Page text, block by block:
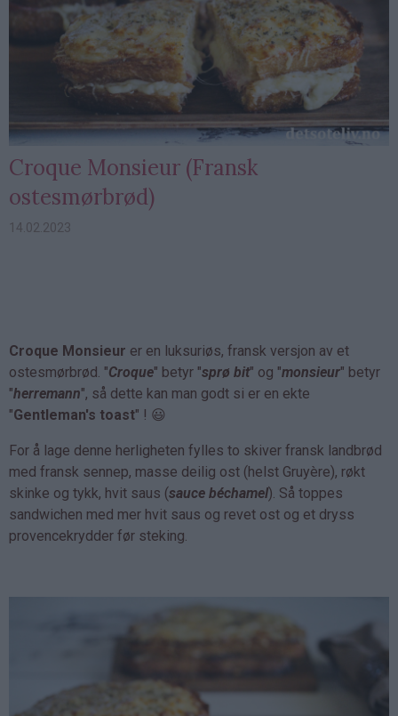
Croque Monsieur (Fransk
ostesmørbrød)
14.02.2023
Croque Monsieur er en luksuriøs, fransk versjon av et
ostesmørbrød. "Croque" betyr "sprø bit" og "monsieur" betyr
"herremann", så dette kan man godt si er en ekte
"Gentleman's toast" ! 😃
For å lage denne herligheten fylles to skiver fransk landbrød
med fransk sennep, masse deilig ost (helst Gruyère), røkt
skinke og tykk, hvit saus (sauce béchamel). Så toppes
sandwichen med mer hvit saus og revet ost og et dryss
provencekrydder før steking.